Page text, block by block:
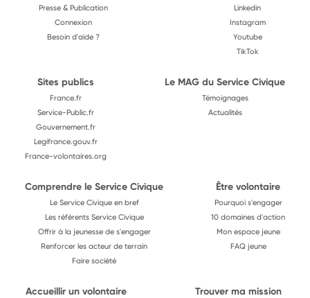
Presse & Publication
Connexion
Besoin d'aide ?
Linkedin
Instagram
Youtube
TikTok
Sites publics
France.fr
Service-Public.fr
Gouvernement.fr
Legifrance.gouv.fr
France-volontaires.org
Le MAG du Service Civique
Témoignages
Actualités
Comprendre le Service Civique
Le Service Civique en bref
Les référents Service Civique
Offrir à la jeunesse de s'engager
Renforcer les acteur de terrain
Faire société
Être volontaire
Pourquoi s'engager
10 domaines d'action
Mon espace jeune
FAQ jeune
Accueillir un volontaire Trouver ma mission